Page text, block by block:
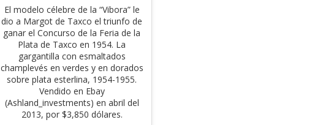
El modelo célebre de la “Vibora” le
dio a Margot de Taxco el triunfo de
ganar el Concurso de la Feria de la
Plata de Taxco en 1954. La
gargantilla con esmaltados
champlevés en verdes y en dorados
sobre plata esterlina, 1954-1955.
Vendido en Ebay
(Ashland_investments) en abril del
2013, por $3,850 dólares.